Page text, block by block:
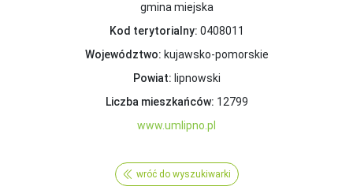
gmina miejska
Kod terytorialny: 0408011
Województwo: kujawsko-pomorskie
Powiat: lipnowski
Liczba mieszkańców: 12799
www.umlipno.pl
wróć do wyszukiwarki